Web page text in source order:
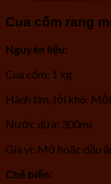
Cua cốm rang
Nguyên liệu:
Cua cốm: 1 kg
Hành tím, tỏi khô:
Nước dừa: 300ml
Gia vị: Mỡ hoặc dầu
Chế biến: